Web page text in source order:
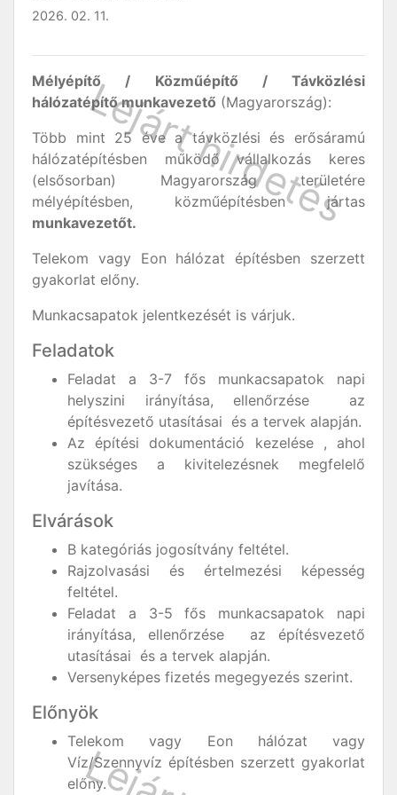
2026. 02. 11.
Mélyépítő / Közműépítő / Távközlési
hálózatépítő munkavezető (Magyarország):
Több mint 25 éve a távközlési és erősáramú
hálózatépítésben működő vállalkozás keres
(elsősorban) Magyarország területére
mélyépítésben, közműépítésben jártas
munkavezetőt.
Telekom vagy Eon hálózat építésben szerzett
gyakorlat előny.
Munkacsapatok jelentkezését is várjuk.
Feladatok
Feladat a 3-7 fős munkacsapatok napi
helyszini irányítása, ellenőrzése az
építésvezető utasításai és a tervek alapján.
Az építési dokumentáció kezelése , ahol
szükséges a kivitelezésnek megfelelő
javítása.
Elvárások
B kategóriás jogosítvány feltétel.
Rajzolvasási és értelmezési képesség
feltétel.
Feladat a 3-5 fős munkacsapatok napi
irányítása, ellenőrzése az építésvezető
utasításai és a tervek alapján.
Versenyképes fizetés megegyezés szerint.
Előnyök
Telekom vagy Eon hálózat vagy
Víz/Szennyvíz építésben szerzett gyakorlat
előny.